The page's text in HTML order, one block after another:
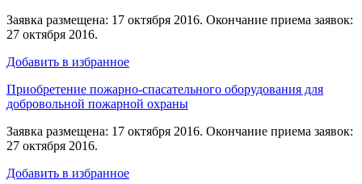
Заявка размещена: 17 октября 2016. Окончание приема заявок:
27 октября 2016.
Добавить в избранное
Приобретение пожарно-спасательного оборудования для
добровольной пожарной охраны
Заявка размещена: 17 октября 2016. Окончание приема заявок:
27 октября 2016.
Добавить в избранное